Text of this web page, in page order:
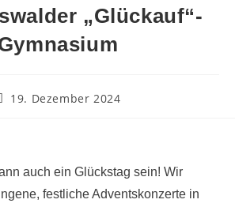
„Glückauf“-
19. Dezember 2024
auch ein Glückstag sein! Wir
festliche Adventskonzerte in